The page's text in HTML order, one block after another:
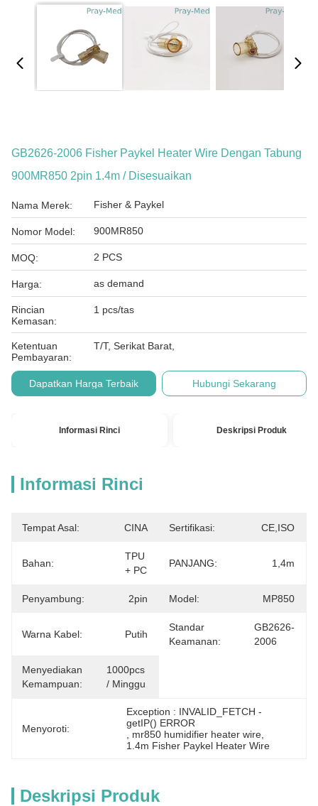
GB2626-2006 Fisher Paykel Heater Wire Dengan Tabung
900MR850 2pin 1.4m / Disesuaikan
Nama Merek: Fisher & Paykel
Nomor Model: 900MR850
MOQ: 2 PCS
Harga: as demand
Rincian
Kemasan:
1 pcs/tas
Ketentuan
Pembayaran:
T/T, Serikat Barat,
Dapatkan Harga Terbaik Hubungi Sekarang
Informasi Rinci Deskripsi Produk
Informasi Rinci
Tempat Asal: CINA Sertifikasi: CE,ISO
Bahan:
TPU
+ PC
PANJANG: 1,4m
Penyambung: 2pin Model: MP850
Warna Kabel: Putih
Standar
Keamanan:
GB2626-
2006
Menyediakan
Kemampuan:
1000pcs
/ Minggu
Menyoroti:
Exception : INVALID_FETCH -
getIP() ERROR
mr850 humidifier heater wire
1.4m Fisher Paykel Heater Wire
Deskripsi Produk